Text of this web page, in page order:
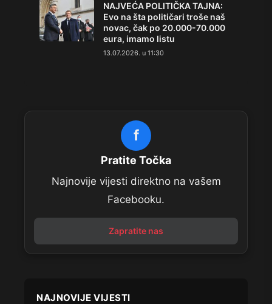
NAJVEĆA POLITIČKA TAJNA:
Evo na šta političari troše naš
novac, čak po 20.000-70.000
eura, imamo listu
13.07.2026. u 11:30
f
Pratite Točka
Najnovije vijesti direktno na vašem
Facebooku.
Zapratite nas
NAJNOVIJE VIJESTI